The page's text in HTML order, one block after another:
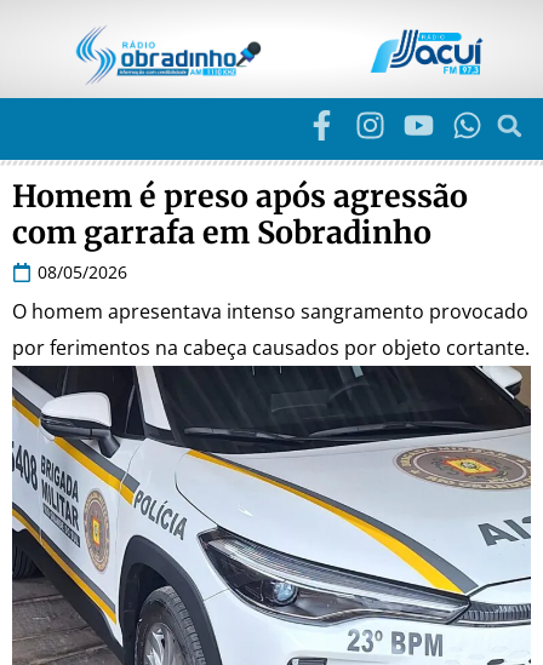
Homem é preso após agressão
com garrafa em Sobradinho
08/05/2026
O homem apresentava intenso sangramento provocado
por ferimentos na cabeça causados por objeto cortante.